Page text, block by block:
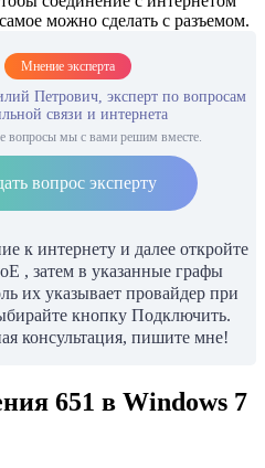
можно сделать с разъемом.
Мнение эксперта
Петрович, эксперт по вопросам
связи и интернета
вопросы мы с вами решим вместе.
вопрос эксперту
к интернету и далее откройте
, затем в указанные графы
их указывает провайдер при
кнопку Подключить.
консультация, пишите мне!
651 в Windows 7